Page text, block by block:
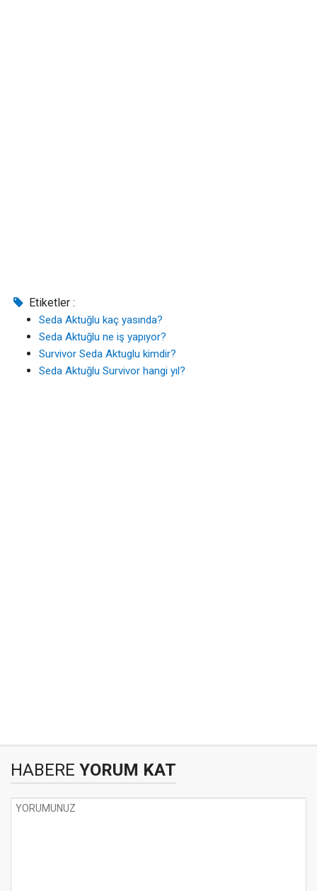
Etiketler :
Seda Aktuğlu kaç yasında?
Seda Aktuğlu ne iş yapıyor?
Survivor Seda Aktuglu kimdir?
Seda Aktuğlu Survivor hangi yıl?
HABERE YORUM KAT